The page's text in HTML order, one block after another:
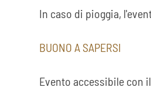
In caso di pioggia,
BUONO A SAPERSI
Evento accessibile con